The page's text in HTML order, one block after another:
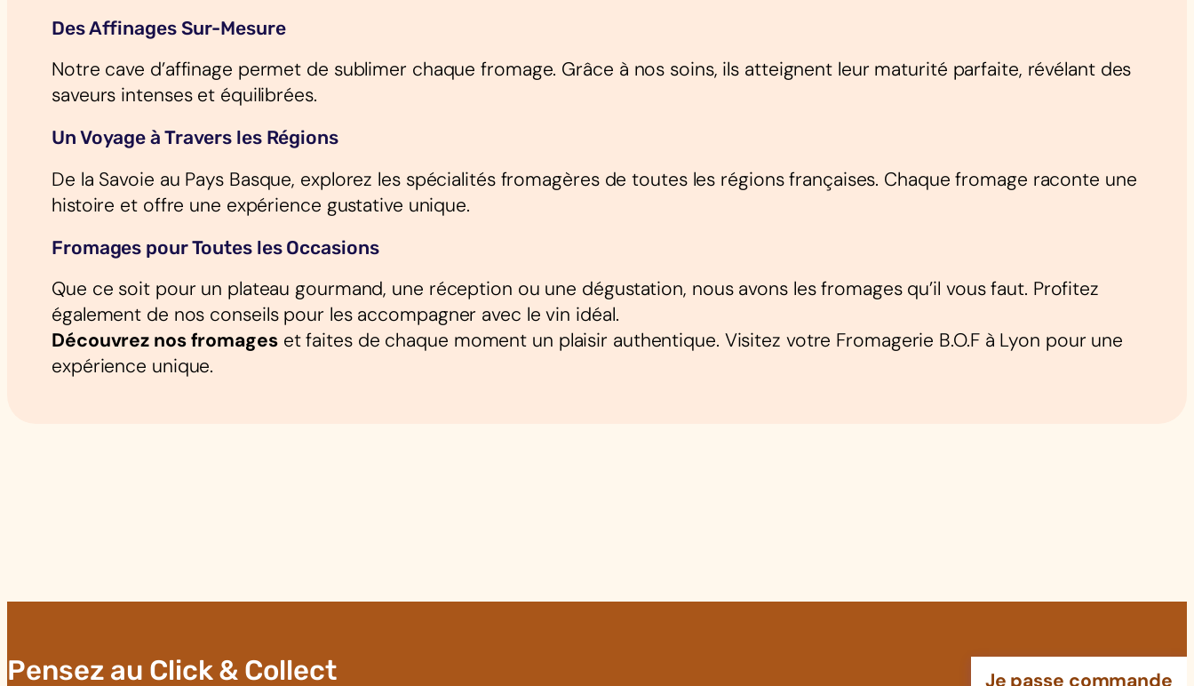
Des Affinages Sur-Mesure
Notre cave d’affinage permet de sublimer chaque fromage. Grâce à nos soins, ils atteignent leur maturité parfaite, révélant des
saveurs intenses et équilibrées.
Un Voyage à Travers les Régions
De la Savoie au Pays Basque, explorez les spécialités fromagères de toutes les régions françaises. Chaque fromage raconte une
histoire et offre une expérience gustative unique.
Fromages pour Toutes les Occasions
Que ce soit pour un plateau gourmand, une réception ou une dégustation, nous avons les fromages qu’il vous faut. Profitez
également de nos conseils pour les accompagner avec le vin idéal.
Découvrez nos fromageset faites de chaque moment un plaisir authentique. Visitez votre Fromagerie B.O.F à Lyon pour une
expérience unique.
Pensez au Click & Collect Je passe commande